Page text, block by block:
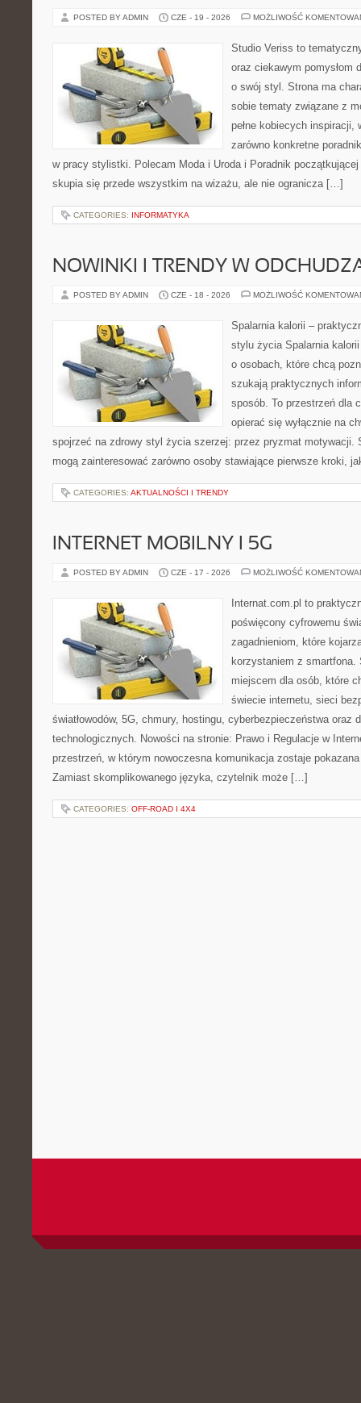
POSTED BY ADMIN CZE - 19 - 2026 MOŻLIWOŚĆ
Studio Veriss to
oraz ciekawym pomysłom
o swój styl. Strona ma
sobie tematy związane z
pełne kobiecych
zarówno konkretne
w pracy stylistki. Polecam Moda i Uroda i Poradnik
skupia się przede wszystkim na wizażu, ale nie ogranicza […]
CATEGORIES: INFORMATYKA
NOWINKI I TRENDY W
POSTED BY ADMIN CZE - 18 - 2026 MOŻLIWOŚĆ
Spalarnia kalorii –
stylu życia Spalarnia
o osobach, które chcą
szukają praktycznych
sposób. To przestrzeń dla
opierać się wyłącznie na
spojrzeć na zdrowy styl życia szerzej: przez pryzmat motywacji.
mogą zainteresować zarówno osoby stawiające pierwsze kroki,
CATEGORIES: AKTUALNOŚCI I TRENDY
INTERNET MOBILNY I 5G
POSTED BY ADMIN CZE - 17 - 2026 MOŻLIWOŚĆ
Internat.com.pl to
poświęcony cyfrowemu
zagadnieniom, które
korzystaniem z
miejscem dla osób, które
świecie internetu, sieci
światłowodów, 5G, chmury, hostingu, cyberbezpieczeństwa oraz
technologicznych. Nowości na stronie: Prawo i Regulacje w
przestrzeń, w którym nowoczesna komunikacja zostaje
Zamiast skomplikowanego języka, czytelnik może […]
CATEGORIES: OFF-ROAD I 4X4